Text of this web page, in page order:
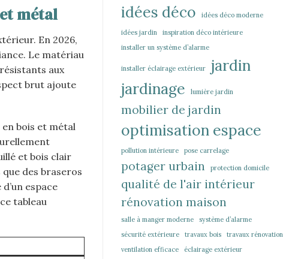
métal
En 2026,
Le matériau
aux
brut ajoute
bois et métal
et bois clair
des braseros
espace
tableau
idées déco idées déco moderne
idées jardin
inspiration déco intérieure
installer un système d’alarme
installer éclairage extérieur
jardin
jardinage
lumière jardin
mobilier de jardin
optimisation espace
pollution intérieure pose carrelage
potager urbain protection domicile
qualité de l'air intérieur
rénovation maison
salle à manger moderne
système d’alarme
sécurité extérieure
travaux bois
travaux rénovation
ventilation efficace
éclairage extérieur